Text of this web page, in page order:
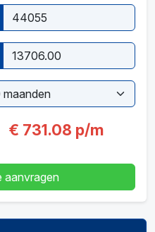
€ 731.08 p/m
aanvragen